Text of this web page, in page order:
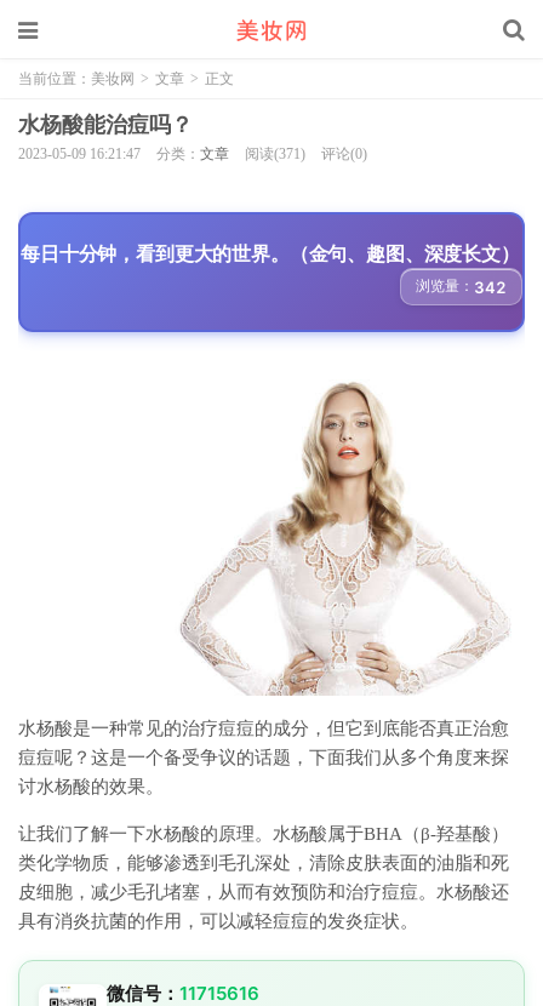
当前位置： 美妆网 > 文章 > 正文
水杨酸能治痘吗？
2023-05-09 16:21:47 分类： 文章 阅读(371) 评论(0)
每日十分钟，看到更大的世界。（金句、趣图、深度长文）
浏览量： 342
水杨酸是一种常见的治疗痘痘的成分，但它到底能否真正治愈
痘痘呢？这是一个备受争议的话题，下面我们从多个角度来探
讨水杨酸的效果。
让我们了解一下水杨酸的原理。水杨酸属于BHA（β-羟基酸）
类化学物质，能够渗透到毛孔深处，清除皮肤表面的油脂和死
皮细胞，减少毛孔堵塞，从而有效预防和治疗痘痘。水杨酸还
具有消炎抗菌的作用，可以减轻痘痘的发炎症状。
微信号： 11715616